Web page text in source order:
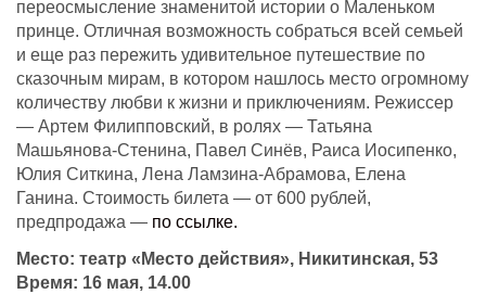
переосмысление знаменитой истории о Маленьком
принце. Отличная возможность собраться всей семьей
и еще раз пережить удивительное путешествие по
сказочным мирам, в котором нашлось место огромному
количеству любви к жизни и приключениям. Режиссер
— Артем Филипповский, в ролях — Татьяна
Машьянова-Стенина, Павел Синёв, Раиса Иосипенко,
Юлия Ситкина, Лена Ламзина-Абрамова, Елена
Ганина. Стоимость билета — от 600 рублей,
предпродажа — по ссылке.
Место: театр «Место действия», Никитинская, 53
Время: 16 мая, 14.00